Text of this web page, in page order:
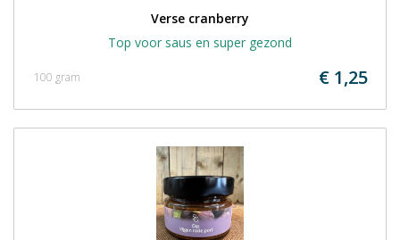
Verse cranberry
Top voor saus en super gezond
€ 1,25
100 gram